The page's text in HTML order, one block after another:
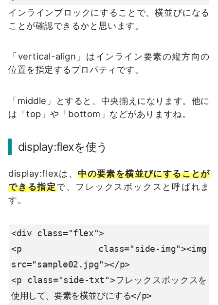
インラインブロックにすることで、横並びになる
ことが確認できるかと思います。
「vertical-align」はインライン要素の縦方向の
位置を指定するプロパティです。
「middle」とすると、中央揃えになります。他に
は「top」や「bottom」などがありますね。
display:flexを使う
display:flexは、中の要素を横並びにすることが
できる指定で、フレックスボックスと呼ばれま
す。
<div class="flex">
<p class="side-img"><img
src="sample02.jpg"></p>
<p class="side-txt">フレックスボックスを
使用して、要素を横並びにする</p>